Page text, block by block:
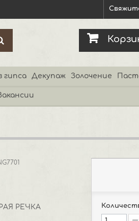
гипса Декупаж Золочение
РЕЧКА